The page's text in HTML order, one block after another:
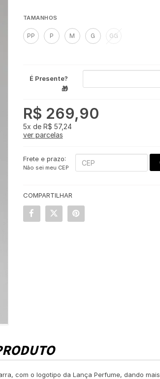
TAMANHOS
PP P M G GG
É Presente?
🎁
R$ 269,90
5x de R$ 57,24
ver parcelas
Frete e prazo:
Não sei meu CEP
COMPARTILHAR
com o logotipo da Lança Perfume, dando